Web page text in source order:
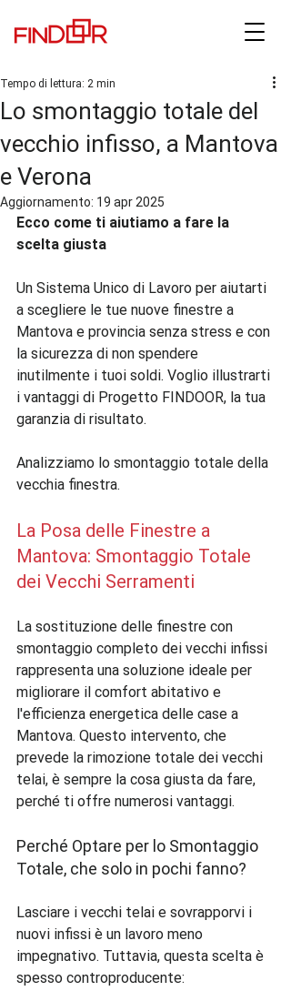
Lo smontaggio totale del
vecchio infisso, a Mantova
e Verona
Tempo di lettura: 2 min
Aggiornamento: 19 apr 2025
Ecco come ti aiutiamo a fare la
scelta giusta
Un Sistema Unico di Lavoro per aiutarti
a scegliere le tue nuove finestre a
Mantova e provincia senza stress e con
la sicurezza di non spendere
inutilmente i tuoi soldi. Voglio illustrarti
i vantaggi di Progetto FINDOOR, la tua
garanzia di risultato.
Analizziamo lo smontaggio totale della
La Posa delle Finestre a
Mantova: Smontaggio Totale
dei Vecchi Serramenti
La sostituzione delle finestre con
smontaggio completo dei vecchi infissi
rappresenta una soluzione ideale per
migliorare il comfort abitativo e
l'efficienza energetica delle case a
Mantova. Questo intervento, che
prevede la rimozione totale dei vecchi
telai, è sempre la cosa giusta da fare,
Perché Optare per lo Smontaggio
Totale, che solo in pochi fanno?
Lasciare i vecchi telai e sovrapporvi i
nuovi infissi è un lavoro meno
impegnativo. Tuttavia, questa scelta è